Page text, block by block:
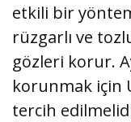
etkili bir
rüzgarlı ve
gözleri korur.
korunmak için
tercih